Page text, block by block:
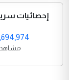
إحصائيات